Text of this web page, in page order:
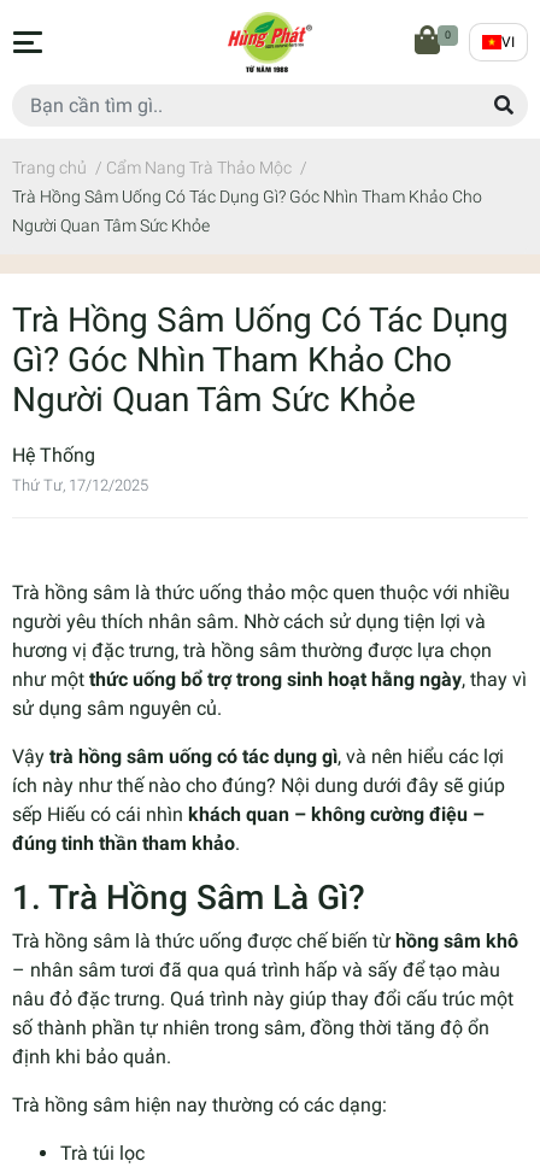
0 VI
Trang chủ / Cẩm Nang Trà Thảo Mộc /
Trà Hồng Sâm Uống Có Tác Dụng Gì? Góc Nhìn Tham Khảo Cho
Người Quan Tâm Sức Khỏe
Trà Hồng Sâm Uống Có Tác Dụng
Gì? Góc Nhìn Tham Khảo Cho
Người Quan Tâm Sức Khỏe
Hệ Thống
Thứ Tư, 17/12/2025
Trà hồng sâm là thức uống thảo mộc quen thuộc với nhiều
người yêu thích nhân sâm. Nhờ cách sử dụng tiện lợi và
hương vị đặc trưng, trà hồng sâm thường được lựa chọn
như một thức uống bổ trợ trong sinh hoạt hằng ngày, thay vì
sử dụng sâm nguyên củ.
Vậy trà hồng sâm uống có tác dụng gì, và nên hiểu các lợi
ích này như thế nào cho đúng? Nội dung dưới đây sẽ giúp
sếp Hiếu có cái nhìn khách quan – không cường điệu –
đúng tinh thần tham khảo.
1. Trà Hồng Sâm Là Gì?
Trà hồng sâm là thức uống được chế biến từ hồng sâm khô
– nhân sâm tươi đã qua quá trình hấp và sấy để tạo màu
nâu đỏ đặc trưng. Quá trình này giúp thay đổi cấu trúc một
số thành phần tự nhiên trong sâm, đồng thời tăng độ ổn
định khi bảo quản.
Trà hồng sâm hiện nay thường có các dạng:
Trà túi lọc